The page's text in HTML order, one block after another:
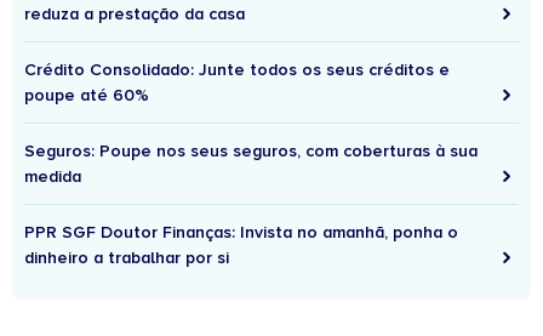
reduza a prestação da casa
Crédito Consolidado: Junte todos os seus créditos e
poupe até 60%
Seguros: Poupe nos seus seguros, com coberturas à sua
medida
PPR SGF Doutor Finanças: Invista no amanhã, ponha o
dinheiro a trabalhar por si